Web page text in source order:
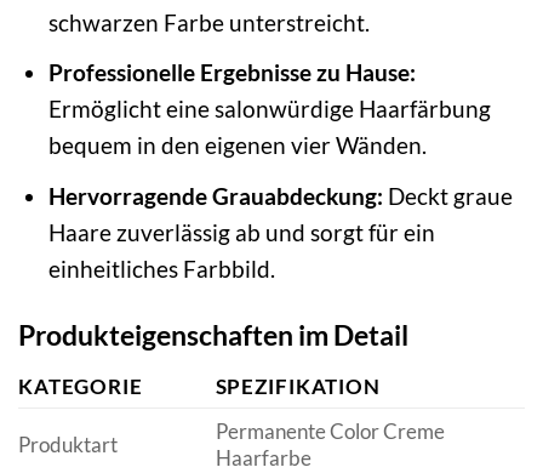
schwarzen Farbe unterstreicht.
Professionelle Ergebnisse zu Hause:
Ermöglicht eine salonwürdige Haarfärbung
bequem in den eigenen vier Wänden.
Hervorragende Grauabdeckung: Deckt graue
Haare zuverlässig ab und sorgt für ein
einheitliches Farbbild.
Produkteigenschaften im Detail
KATEGORIE SPEZIFIKATION
Produktart
Permanente Color Creme
Haarfarbe